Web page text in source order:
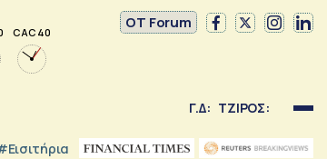
CAC 40
OT Forum
Γ.Δ: ΤΖΙΡΟΣ: